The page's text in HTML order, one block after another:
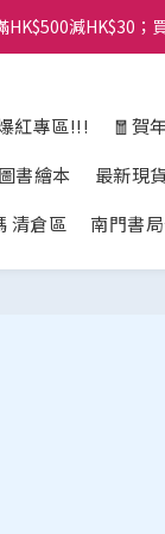
HK$500減HK$30；
紅專區!!!
🧧賀
圖書繪本
最新現
清倉區 南門書